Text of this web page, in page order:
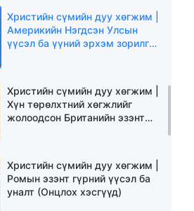
Христийн сүмийн дуу хөгжим |
Америкийн Нэгдсэн Улсын
үүсэл ба үүний эрхэм зорилго
Христийн сүмийн дуу хөгжим |
Хүн төрөлхтний хөгжлийг
жолоодсон Британийн эзэнт
Христийн сүмийн дуу хөгжим |
Ромын эзэнт гүрний үүсэл ба
уналт (Онцлох хэсгүүд)